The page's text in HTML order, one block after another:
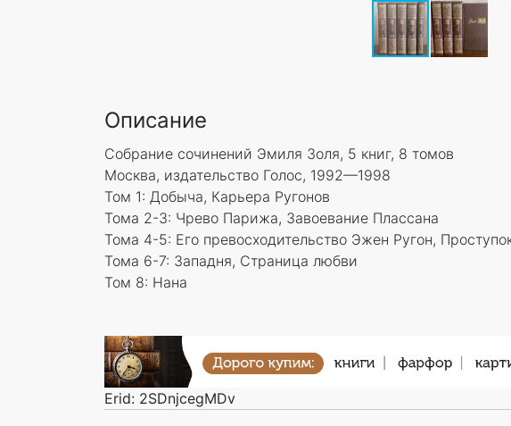
Описание
Собрание сочинений Эмиля Золя, 5 книг, 8 томов
Москва, издательство Голос, 1992—1998
Том 1: Добыча, Карьера Ругонов
Тома 2-3: Чрево Парижа, Завоевание Плассана
Тома 4-5: Его превосходительство Эжен Ругон,
Тома 6-7: Западня, Страница любви
Том 8: Нана
Erid: 2SDnjcegMDv